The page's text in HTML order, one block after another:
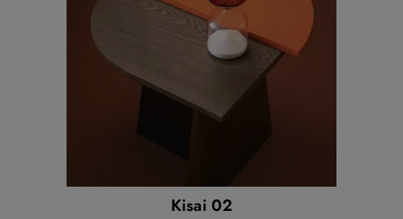
Kisai 02